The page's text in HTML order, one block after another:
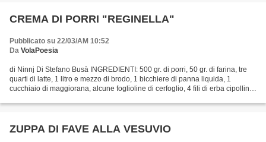
CREMA DI PORRI "REGINELLA"
Pubblicato su 22/03/AM 10:52
Da VolaPoesia
di Ninnj Di Stefano Busà INGREDIENTI: 500 gr. di porri, 50 gr. di farina, tre
quarti di latte, 1 litro e mezzo di brodo, 1 bicchiere di panna liquida, 1
cucchiaio di maggiorana, alcune foglioline di cerfoglio, 4 fili di erba cipollina,
ZUPPA DI FAVE ALLA VESUVIO